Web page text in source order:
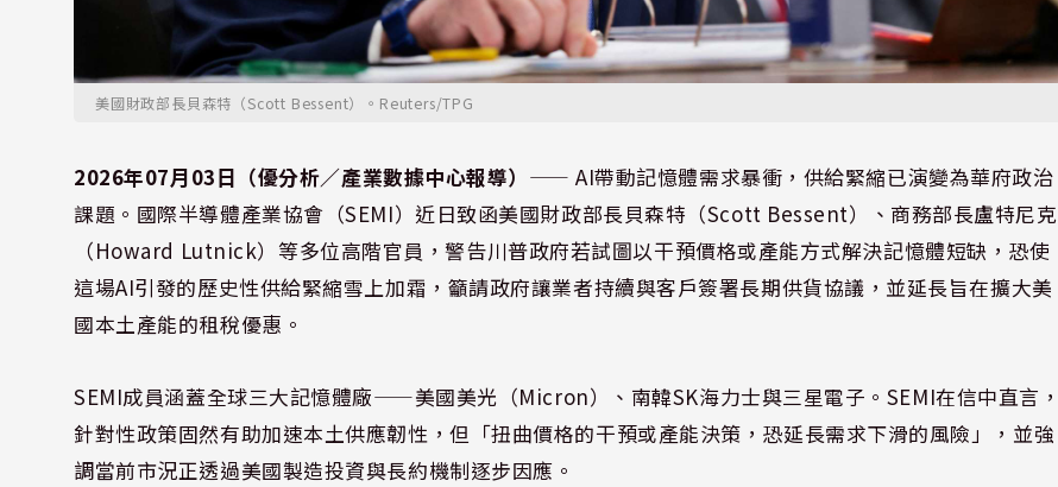
美國財政部長貝森特（Scott Bessent）。Reuters/TPG
2026年07月03日（優分析／產業數據中心報導） ⸺ AI帶動記憶體需求暴衝，供給緊縮已演變為華府政治
課題。國際半導體產業協會（SEMI）近日致函美國財政部長貝森特（Scott Bessent）、商務部長盧特尼克
（Howard Lutnick）等多位高階官員，警告川普政府若試圖以干預價格或產能方式解決記憶體短缺，恐使
這場AI引發的歷史性供給緊縮雪上加霜，籲請政府讓業者持續與客戶簽署長期供貨協議，並延長旨在擴大美
國本土產能的租稅優惠。
SEMI成員涵蓋全球三大記憶體廠——美國美光（Micron）、南韓SK海力士與三星電子。SEMI在信中直言，
針對性政策固然有助加速本土供應韌性，但「扭曲價格的干預或產能決策，恐延長需求下滑的風險」，並強
調當前市況正透過美國製造投資與長約機制逐步因應。